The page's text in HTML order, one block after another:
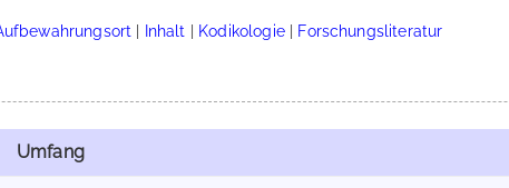
| Inhalt | Kodikologie| Forschungsliteratur
Umfang